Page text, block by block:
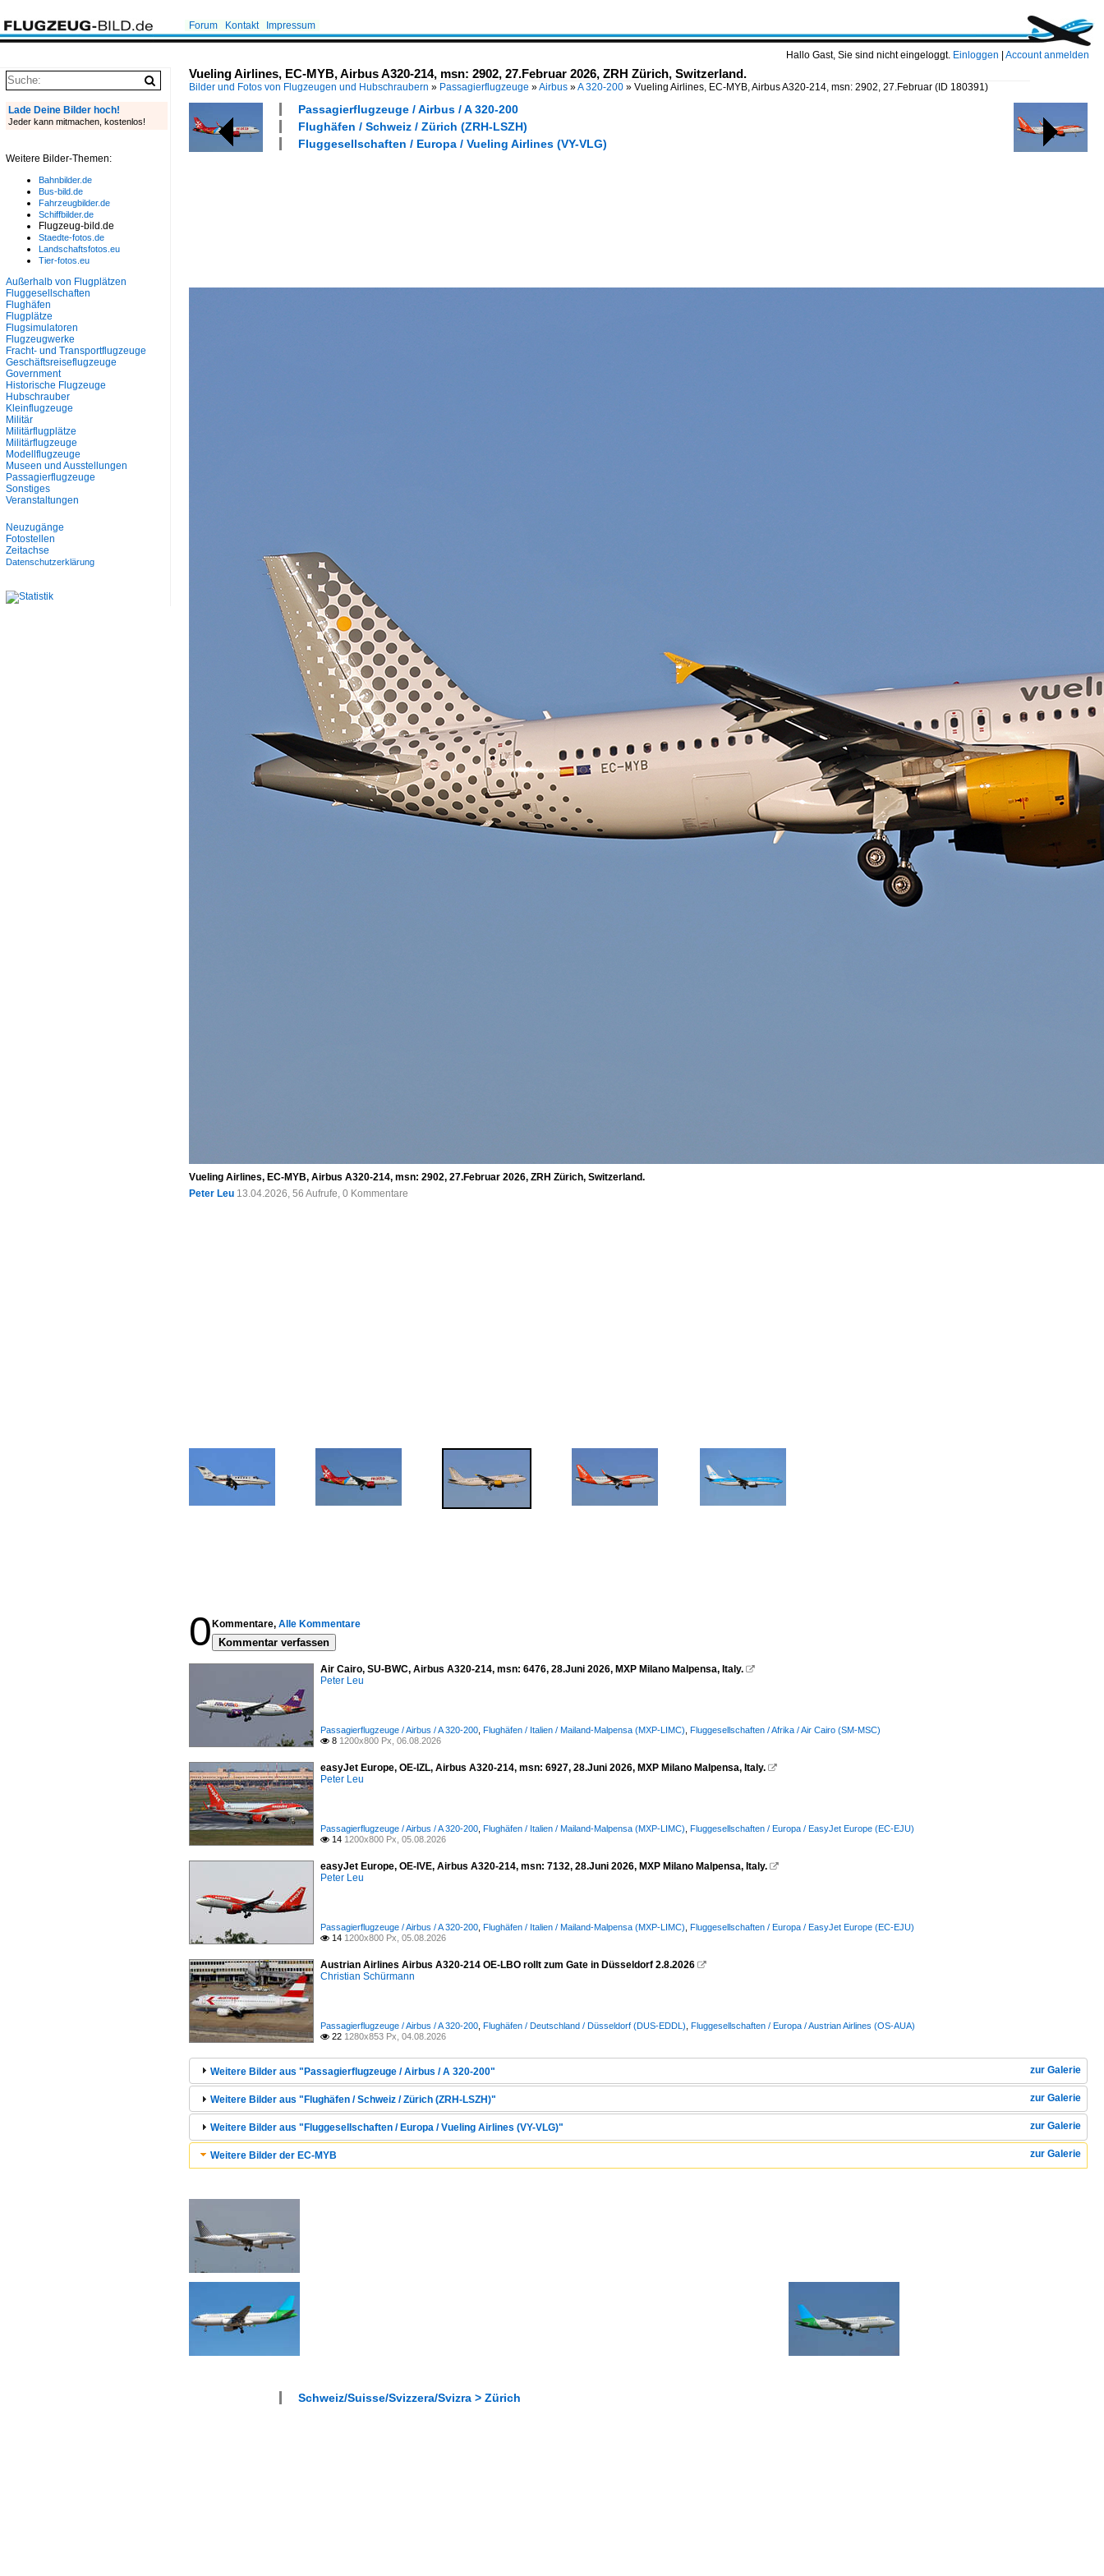
Hallo Gast, Sie sind nicht eingeloggt. Einloggen Account anmelden
Forum Kontakt Impressum
Vueling Airlines, EC-MYB, Airbus A320-214, msn: 2902, 27.Februar 2026, ZRH Zürich, Switzerland.
Bilder und Fotos von Flugzeugen und Hubschraubern » Passagierflugzeuge »Airbus »A 320-200 » Vueling Airlines, EC-MYB, Airbus A320-214, msn: 2902, 27.Februar (ID 180391)
Passagierflugzeuge / Airbus / A 320-200
Flughäfen / Schweiz / Zürich (ZRH-LSZH)
Fluggesellschaften / Europa / Vueling Airlines (VY-VLG)
Vueling Airlines, EC-MYB, Airbus A320-214, msn: 2902, 27.Februar 2026, ZRH Zürich, Switzerland.
Peter Leu 13.04.2026, 56 Aufrufe, 0 Kommentare
0 Kommentare, Alle Kommentare
Kommentar verfassen
Air Cairo, SU-BWC, Airbus A320-214, msn: 6476, 28.Juni 2026, MXP Milano Malpensa, Italy. 
Peter Leu
Passagierflugzeuge / Airbus / A 320-200 Flughäfen / Italien / Mailand-Malpensa (MXP-LIMC) Fluggesellschaften / Afrika / Air Cairo (SM-MSC)
 8 1200x800 Px, 06.08.2026
easyJet Europe, OE-IZL, Airbus A320-214, msn: 6927, 28.Juni 2026, MXP Milano Malpensa, Italy. 
Peter Leu
Passagierflugzeuge / Airbus / A 320-200 Flughäfen / Italien / Mailand-Malpensa (MXP-LIMC) Fluggesellschaften / Europa / EasyJet Europe (EC-EJU)
 14 1200x800 Px, 05.08.2026
easyJet Europe, OE-IVE, Airbus A320-214, msn: 7132, 28.Juni 2026, MXP Milano Malpensa, Italy. 
Peter Leu
Passagierflugzeuge / Airbus / A 320-200 Flughäfen / Italien / Mailand-Malpensa (MXP-LIMC) Fluggesellschaften / Europa / EasyJet Europe (EC-EJU)
 14 1200x800 Px, 05.08.2026
Austrian Airlines Airbus A320-214 OE-LBO rollt zum Gate in Düsseldorf 2.8.2026 
Christian Schürmann
Passagierflugzeuge / Airbus / A 320-200 Flughäfen / Deutschland / Düsseldorf (DUS-EDDL) Fluggesellschaften / Europa / Austrian Airlines (OS-AUA)
 22 1280x853 Px, 04.08.2026
zur Galerie
Weitere Bilder aus "Passagierflugzeuge / Airbus / A 320-200"
zur Galerie
Weitere Bilder aus "Flughäfen / Schweiz / Zürich (ZRH-LSZH)"
zur Galerie
Weitere Bilder aus "Fluggesellschaften / Europa / Vueling Airlines (VY-VLG)"
zur Galerie
Weitere Bilder der EC-MYB
Schweiz/Suisse/Svizzera/Svizra > Zürich
Lade Deine Bilder hoch!
Jeder kann mitmachen, kostenlos!
Weitere Bilder-Themen:
Bahnbilder.de
Bus-bild.de
Fahrzeugbilder.de
Schiffbilder.de
Flugzeug-bild.de
Staedte-fotos.de
Landschaftsfotos.eu
Tier-fotos.eu
Außerhalb von Flugplätzen
Fluggesellschaften
Flughäfen
Flugplätze
Flugsimulatoren
Flugzeugwerke
Fracht- und Transportflugzeuge
Geschäftsreiseflugzeuge
Government
Historische Flugzeuge
Hubschrauber
Kleinflugzeuge
Militär
Militärflugplätze
Militärflugzeuge
Modellflugzeuge
Museen und Ausstellungen
Passagierflugzeuge
Sonstiges
Veranstaltungen
Neuzugänge
Fotostellen
Zeitachse
Datenschutzerklärung